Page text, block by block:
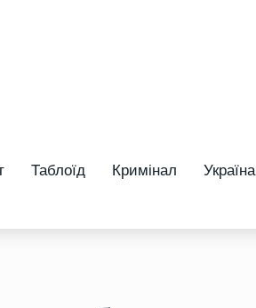
Таблоїд Кримінал Україна